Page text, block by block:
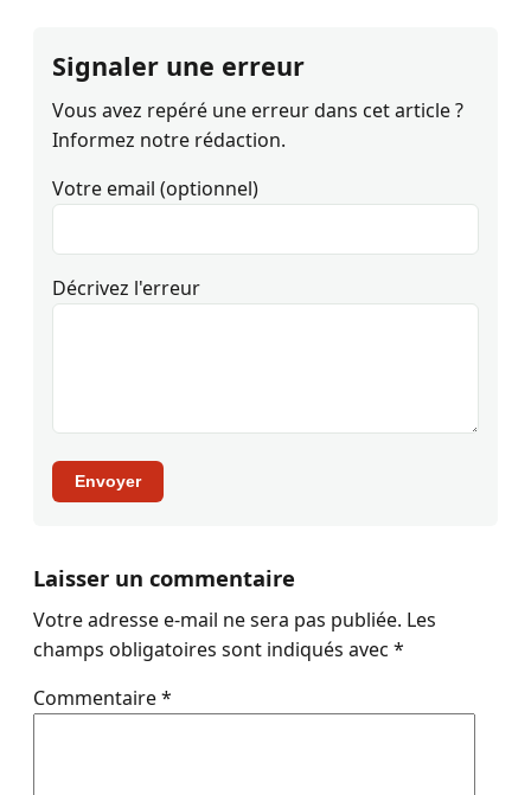
Signaler une erreur
Vous avez repéré une erreur dans cet article ?
Informez notre rédaction.
Votre email (optionnel)
Décrivez l'erreur
Envoyer
Laisser un commentaire
Votre adresse e-mail ne sera pas publiée. Les
champs obligatoires sont indiqués avec *
Commentaire*